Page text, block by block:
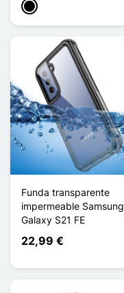
Negro
Funda transparente
impermeable Samsung
Galaxy S21 FE
22,99 €